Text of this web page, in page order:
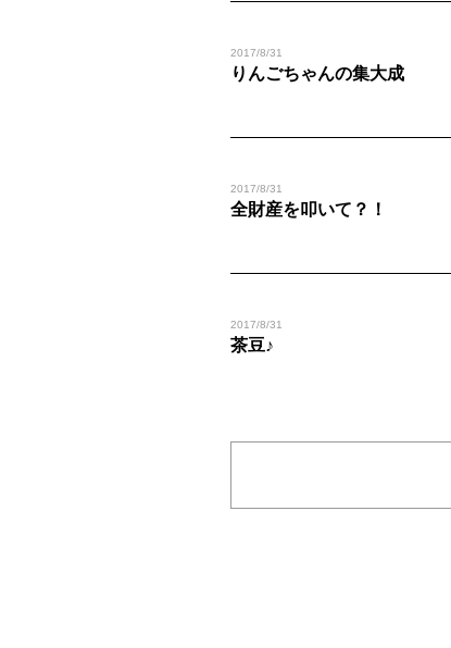
2017/8/31
りんごちゃんの集大成
2017/8/31
全財産を叩いて？！
2017/8/31
茶豆♪